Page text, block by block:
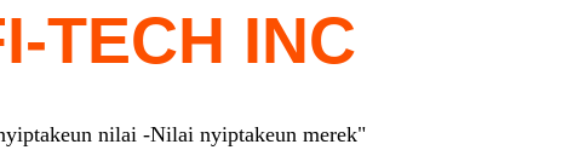
TECH INC
nilai -Nilai nyiptakeun merek"